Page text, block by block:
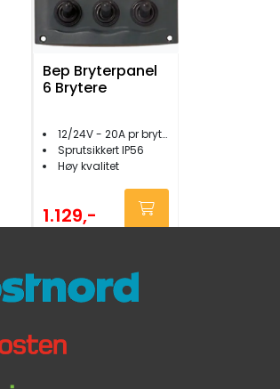
Bep Bryterpanel
6 Brytere
12/24V - 20A pr bryter
Sprutsikkert IP56
Høy kvalitet
1.129,-